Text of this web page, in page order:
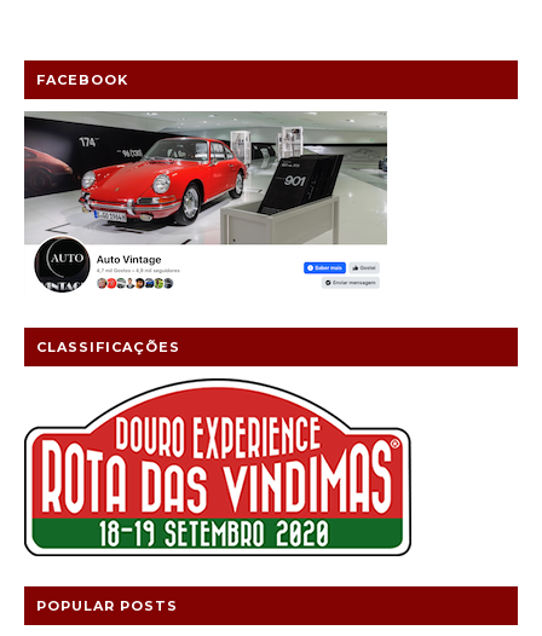
FACEBOOK
CLASSIFICAÇÕES
POPULAR POSTS